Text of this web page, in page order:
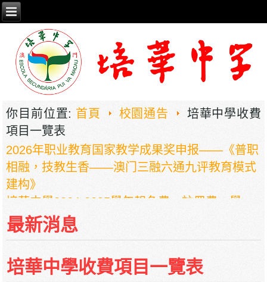
你目前位置: 首頁 校園通告
培華中學收費
項目一覽表
2026年职业教育国家教学成果奖申报——《普职
相融，技教生香——澳门三融六通九评教育模式
建构》
培華中學2024-2025學年報名費、註冊費、學
費、補充服務費、學校選擇性服務費及學校代收
項目
停課通知
最新消息
培華中學收費項目一覽表